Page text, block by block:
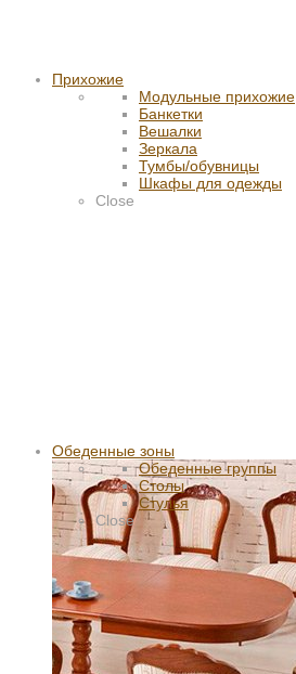
Прихожие
Модульные прихожие
Банкетки
Вешалки
Зеркала
Тумбы/обувницы
Шкафы для одежды
Close
Обеденные зоны
Обеденные группы
Столы
Стулья
Close